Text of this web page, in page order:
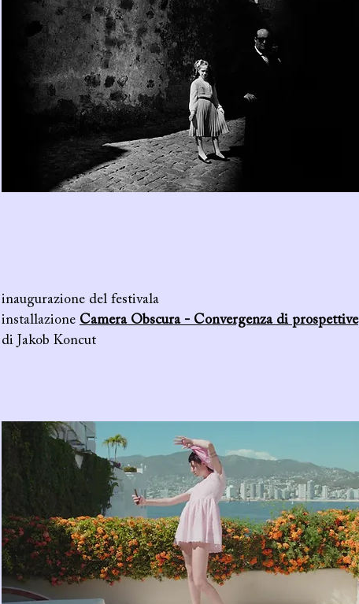
inaugurazione del festivala
installazione Camera Obscura - Convergenza di prospettive
di Jakob Koncut